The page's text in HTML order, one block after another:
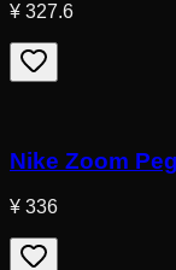
¥ 327.6
Nike Zoom
¥ 336